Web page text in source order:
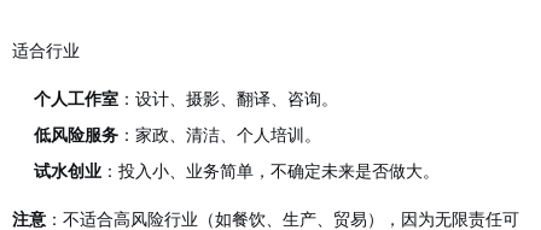
适合行业
个人工作室 ：设计、摄影、翻译、咨询。
低风险服务 ：家政、清洁、个人培训。
试水创业 ：投入小、业务简单，不确定未来是否做大。
注意 ：不适合高风险行业（如餐饮、生产、贸易），因为无限责任可